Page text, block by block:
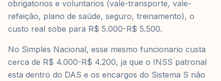
obrigatorios e voluntarios (vale-transporte, vale-
refeição, plano de saúde, seguro, treinamento), o
custo real sobe para R$ 5.000-R$ 5.500.
No Simples Nacional, esse mesmo funcionario custa
cerca de R$ 4.000-R$ 4.200, ja que o INSS patronal
esta dentro do DAS e os encargos do Sistema S não